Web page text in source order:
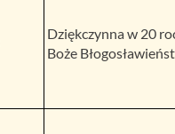
Dziękczynna w 20
Boże